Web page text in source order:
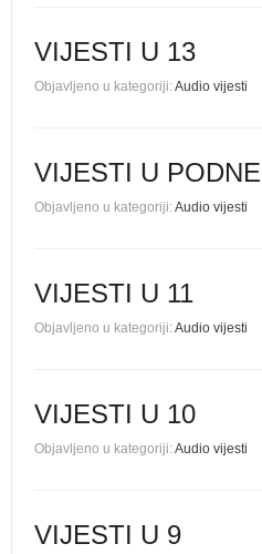
VIJESTI U 13
Objavljeno u kategoriji:Audio vijesti
VIJESTI U PODNE
Objavljeno u kategoriji:Audio vijesti
VIJESTI U 11
Objavljeno u kategoriji:Audio vijesti
VIJESTI U 10
Objavljeno u kategoriji:Audio vijesti
VIJESTI U 9